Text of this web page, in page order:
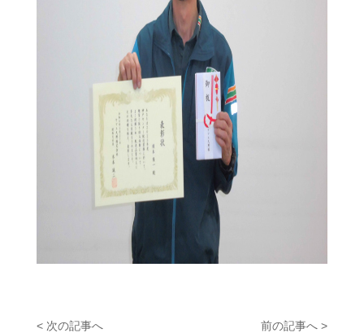
< 次の記事へ 前の記事へ >